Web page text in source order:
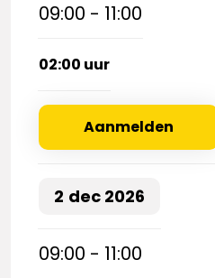
09:00 - 11:00
02:00 uur
Aanmelden
2 dec 2026
09:00 - 11:00